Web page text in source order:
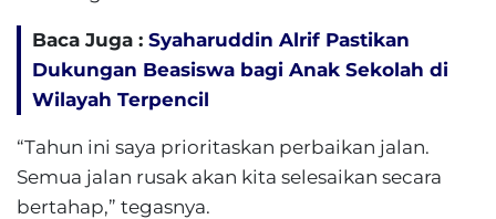
Baca Juga : Syaharuddin Alrif Pastikan
Dukungan Beasiswa bagi Anak Sekolah di
Wilayah Terpencil
“Tahun ini saya prioritaskan perbaikan jalan.
Semua jalan rusak akan kita selesaikan secara
bertahap,” tegasnya.